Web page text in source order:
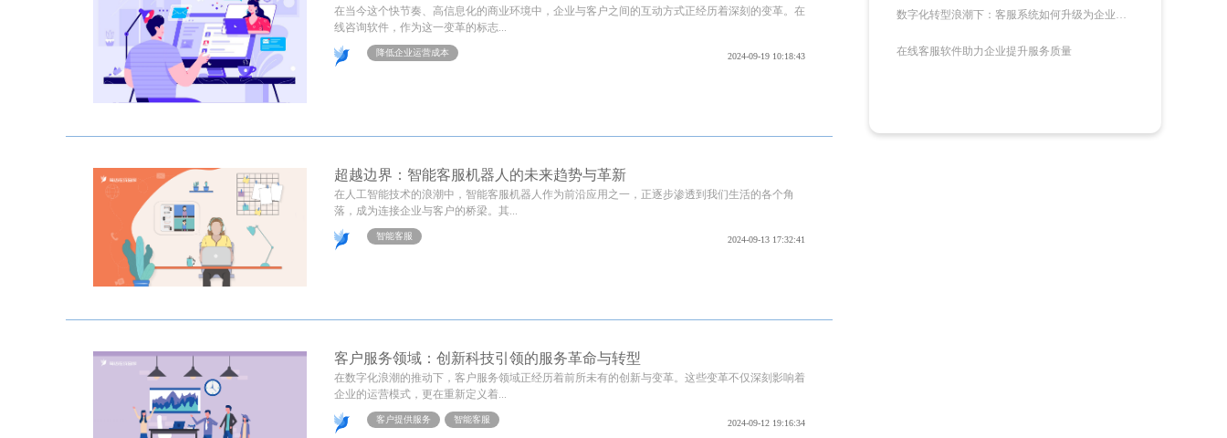
在当今这个快节奏、高信息化的商业环境中，企业与客户之间的互动方式正经历着深刻的变革。在
线咨询软件，作为这一变革的标志...
降低企业运营成本 2024-09-19 10:18:43
超越边界：智能客服机器人的未来趋势与革新
在人工智能技术的浪潮中，智能客服机器人作为前沿应用之一，正逐步渗透到我们生活的各个角
落，成为连接企业与客户的桥梁。其...
智能客服 2024-09-13 17:32:41
客户服务领域：创新科技引领的服务革命与转型
在数字化浪潮的推动下，客户服务领域正经历着前所未有的创新与变革。这些变革不仅深刻影响着
企业的运营模式，更在重新定义着...
客户提供服务 智能客服 2024-09-12 19:16:34
数字化转型浪潮下：客服系统如何升级为企业决策的核心数据引擎
在线客服软件助力企业提升服务质量